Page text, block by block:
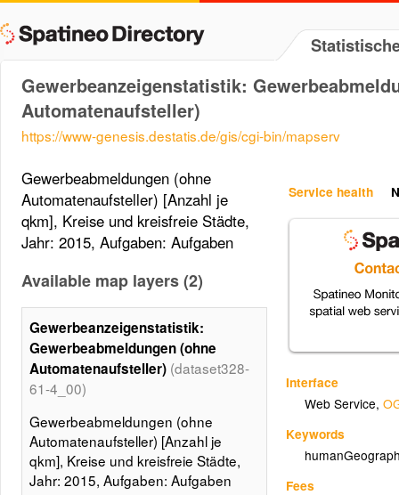
Gewerbeanzeigenstatistik:
Automatenaufsteller)
https://www-genesis.destatis.de/gis/cgi-bin/mapserv
Service health
Interface
Web Service,
Keywords
Fees
Gewerbeabmeldungen (ohne
Automatenaufsteller) [Anzahl je
qkm], Kreise und kreisfreie Städte,
Jahr: 2015, Aufgaben: Aufgaben
Available map layers (2)
Gewerbeanzeigenstatistik:
Gewerbeabmeldungen (ohne
Automatenaufsteller) (dataset328-
61-4_00)
Gewerbeabmeldungen (ohne
Automatenaufsteller) [Anzahl je
qkm], Kreise und kreisfreie Städte,
Jahr: 2015, Aufgaben: Aufgaben